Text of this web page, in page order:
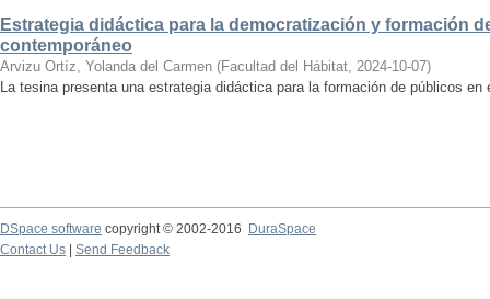
Estrategia didáctica para la democratización y formación
contemporáneo
Arvizu Ortíz, Yolanda del Carmen (Facultad del Hábitat, 2024-10-07)
La tesina presenta una estrategia didáctica para la formación de públicos en
DSpace software copyright © 2002-2016
DuraSpace
Contact Us
Send Feedback